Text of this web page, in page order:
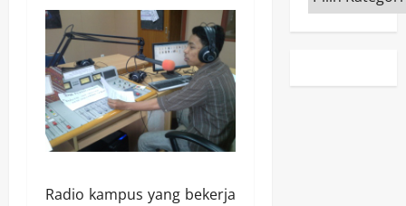
Radio kampus yang bekerja